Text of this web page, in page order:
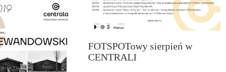
FOTSPOTowy sierpień w
CENTRALI